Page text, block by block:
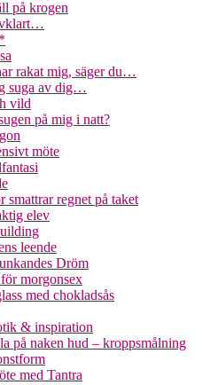
på krogen
rakat mig, säger du…
suga av dig…
vild
på mig i natt?
möte
smattrar regnet på taket
elev
leende
Dröm
morgonsex
med chokladsås
& inspiration
på naken hud – kroppsmålning
med Tantra